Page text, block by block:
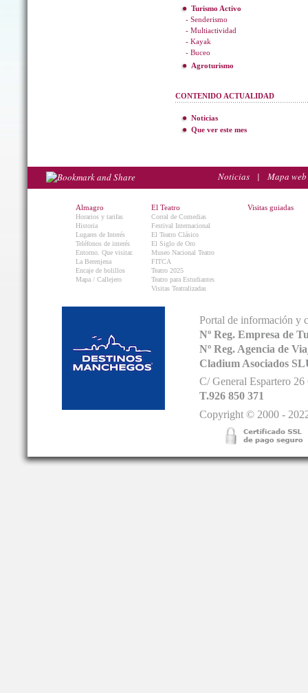
Turismo Activo
- Senderismo
- Multiactividad
- Kayak
- Buceo
Agroturismo
CONTENIDO ACTUALIDAD
Noticias
Que ver este mes
Noticias | Mapa web
Almagro
Horarios y tarifas
Historia
Lugares de Interés
Teléfonos de interés
Entorno. Que visitar.
La Berenjena
Encaje de bolillos
Mapa / Callejero
El Teatro
Corral de Comedias
Festival Internacional
El Teatro Clásico
El Siglo de Oro
Museo Nacional Teatro
FITCA
Teatro 2025
Teatro para Estudiantes
Visitas Teatralizadas
Visitas guiadas
Portal de información y
Nº Reg. Empresa de
Nº Reg. Agencia de
Cladium Asociados
C/ General Espartero
T.926 850 371
Copyright © 2000 -